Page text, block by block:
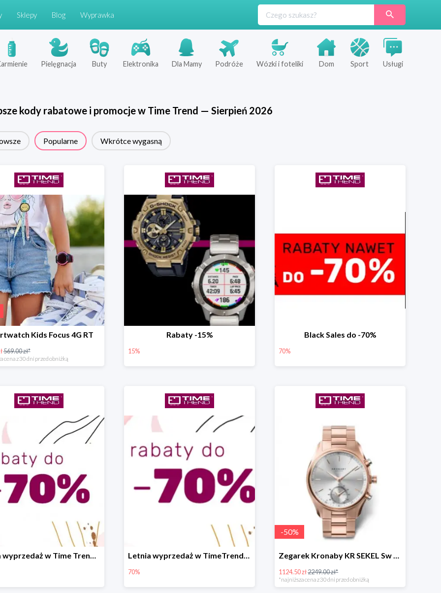
Sklepy Blog Wyprawka
Pielęgnacja Buty Elektronika Dla Mamy Podróże Wózki i foteliki Dom Sport Usługi
kody rabatowe i promocje w Time Trend — Sierpień 2026
Popularne Wkrótce wygasną
Kids Focus 4G RT
569.00 zł*
cena z 30 dni przed obniżką
Rabaty -15%
15%
Black Sales do -70%
70%
Letnia wyprzedaż w Time Trend do -70% Letnia wyprzedaż w TimeTrend do -70%
70%
-50%
Zegarek Kronaby KR SEKEL Sw super cenie
1124.50 zł2249.00 zł*
*najniższa cena z 30 dni przed obniżką